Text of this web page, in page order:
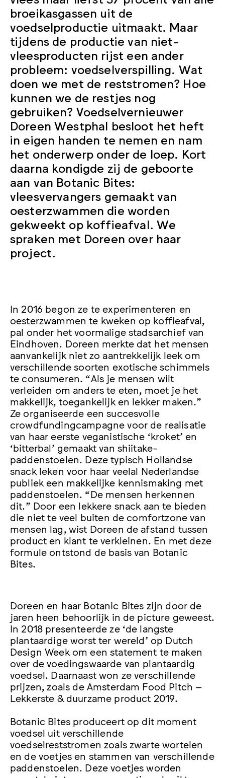
broeikasgassen uit de
voedselproductie uitmaakt. Maar
tijdens de productie van niet-
vleesproducten rijst een ander
probleem: voedselverspilling. Wat
doen we met de reststromen? Hoe
kunnen we de restjes nog
gebruiken? Voedselvernieuwer
Doreen Westphal besloot het heft
in eigen handen te nemen en nam
het onderwerp onder de loep. Kort
daarna kondigde zij de geboorte
aan van Botanic Bites:
vleesvervangers gemaakt van
oesterzwammen die worden
gekweekt op koffieafval. We
spraken met Doreen over haar
project.
In 2016 begon ze te experimenteren en
oesterzwammen te kweken op koffieafval,
pal onder het voormalige stadsarchief van
Eindhoven. Doreen merkte dat het mensen
aanvankelijk niet zo aantrekkelijk leek om
verschillende soorten exotische schimmels
te consumeren. “Als je mensen wilt
verleiden om anders te eten, moet je het
makkelijk, toegankelijk en lekker maken.”
Ze organiseerde een succesvolle
crowdfundingcampagne voor de realisatie
van haar eerste veganistische ‘kroket’ en
‘bitterbal’ gemaakt van shiitake-
paddenstoelen. Deze typisch Hollandse
snack leken voor haar veelal Nederlandse
publiek een makkelijke kennismaking met
paddenstoelen. “De mensen herkennen
dit.” Door een lekkere snack aan te bieden
die niet te veel buiten de comfortzone van
mensen lag, wist Doreen de afstand tussen
product en klant te verkleinen. En met deze
formule ontstond de basis van Botanic
Bites.
Doreen en haar Botanic Bites zijn door de
jaren heen behoorlijk in de picture geweest.
In 2018 presenteerde ze ‘de langste
plantaardige worst ter wereld’ op Dutch
Design Week om een ​​statement te maken
over de voedingswaarde van plantaardig
voedsel. Daarnaast won ze verschillende
prijzen, zoals de Amsterdam Food Pitch –
Lekkerste & duurzame product 2019.
Botanic Bites produceert op dit moment
voedsel uit verschillende
voedselreststromen zoals zwarte wortelen
en de voetjes en stammen van verschillende
paddenstoelen. Deze voetjes worden